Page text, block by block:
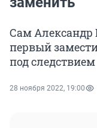
Сам Александр
первый
под следствием
28 ноября 2022, 19:00